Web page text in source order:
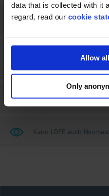
data that is collected with it
regard, read our cookie
Allow
Only
Kann LDFE mir bei der
Was bedeuten die
Kann ich
Kann LDFE auch